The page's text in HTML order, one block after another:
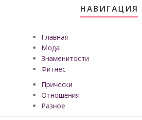
НАВИГАЦИЯ
Главная
Мода
Знаменитости
Фитнес
Прически
Отношения
Разное